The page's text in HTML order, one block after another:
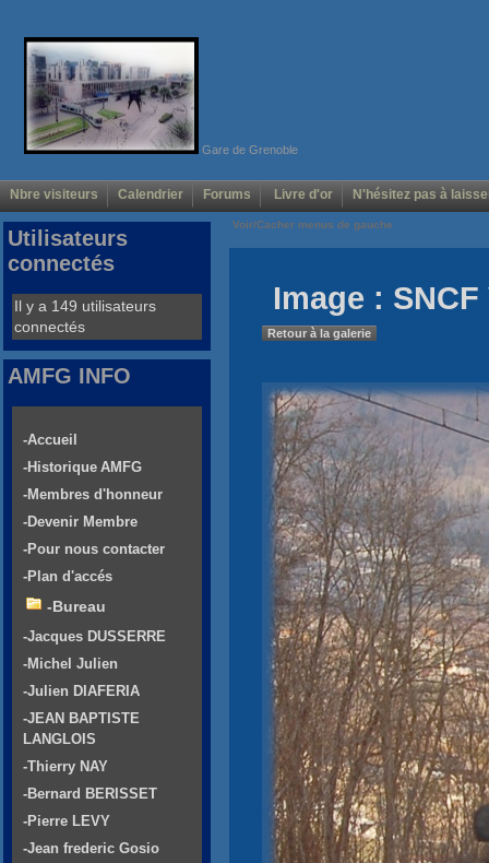
Gare de Grenoble
Nbre visiteurs Calendrier Forums Livre d'or N'hésitez pas à
Voir/Cacher menus de gauche
Image :
Retour à la galerie
Utilisateurs
connectés
Il y a 149 utilisateurs
connectés
AMFG INFO
-Accueil
-Historique AMFG
-Membres d'honneur
-Devenir Membre
-Pour nous contacter
-Plan d'accés
-Bureau
-Jacques DUSSERRE
-Michel Julien
-Julien DIAFERIA
-JEAN BAPTISTE
LANGLOIS
-Thierry NAY
-Bernard BERISSET
-Pierre LEVY
-Jean frederic Gosio